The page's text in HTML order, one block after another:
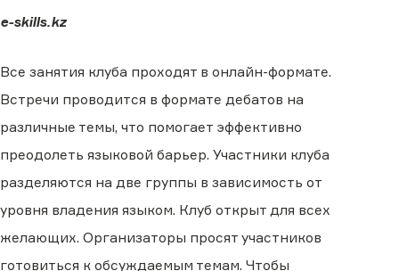
e-skills.kz
Все занятия клуба проходят в онлайн-формате.
Встречи проводится в формате дебатов на
различные темы, что помогает эффективно
преодолеть языковой барьер. Участники клуба
разделяются на две группы в зависимость от
уровня владения языком. Клуб открыт для всех
желающих. Организаторы просят участников
готовиться к обсуждаемым темам. Чтобы